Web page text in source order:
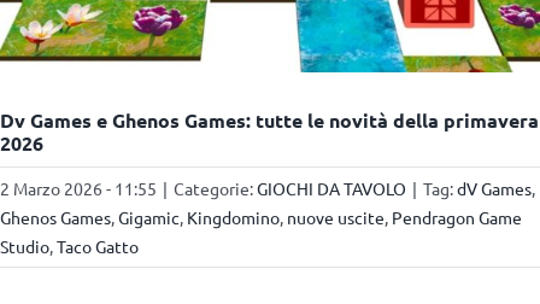
Dv Games e Ghenos Games: tutte le novità della primavera
2026
2 Marzo 2026 - 11:55 | Categorie:GIOCHI DA TAVOLO | Tag:dV Games,
Ghenos Games,Gigamic, Kingdomino, nuove uscite, Pendragon Game
Studio,Taco Gatto